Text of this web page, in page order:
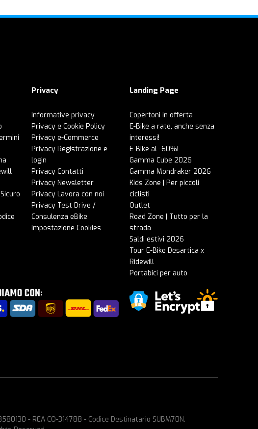
Privacy
Informative privacy
Privacy e Cookie Policy
Privacy e-Commerce
Privacy Registrazione e
login
Privacy Contatti
Privacy Newsletter
Privacy Lavora con noi
Privacy Test Drive /
Consulenza eBike
Impostazione Cookies
Landing Page
Copertoni in offerta
E-Bike a rate, anche senza
interessi!
E-Bike al -60%!
Gamma Cube 2026
Gamma Mondraker 2026
Kids Zone | Per piccoli
ciclisti
Outlet
Road Zone | Tutto per la
strada
Saldi estivi 2026
Tour E-Bike Desartica x
Ridewill
Portabici per auto
- REA CO-314788 - Codice Destinatario SUBM70N.